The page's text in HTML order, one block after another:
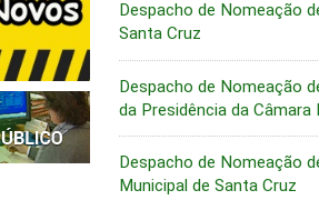
Despacho de Nomeação
Santa Cruz
Despacho de Nomeação
da Presidência da
Despacho de Nomeação
Municipal de Santa Cruz